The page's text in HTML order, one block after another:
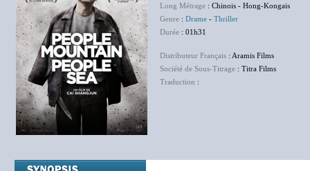
Long Métrage : Chinois - Hong-Kongais
Genre : Drame - Thriller
Durée : 01h31
Distributeur Français : Aramis Films
Société de Sous-Titrage : Titra Films
Traduction :